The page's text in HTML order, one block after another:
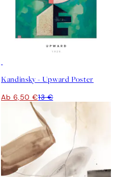
Kandinsky - Upward Poster
Ab 6,50 €13 €